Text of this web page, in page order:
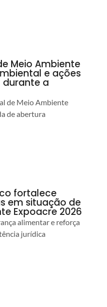
Meio Ambiente
e ações
a
de Meio Ambiente
de abertura
fortalece
em situação de
Expoacre 2026
alimentar e reforça
jurídica